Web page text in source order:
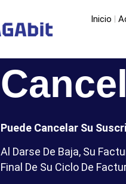
Inicio
Puede Cancelar Su
Al Darse De Baja, Su
Final De Su Ciclo De